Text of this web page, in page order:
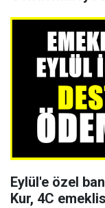
Eylül'e özel banka
Kur, 4C